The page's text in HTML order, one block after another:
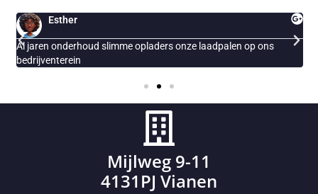
Esther
Al jaren onderhoud slimme opladers onze laadpalen op ons
bedrijventerein
Mijlweg 9-11
4131PJ Vianen